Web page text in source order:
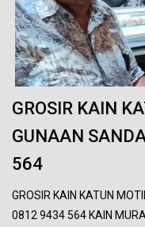
GROSIR KAIN
GUNAAN
564
GROSIR KAIN KATUN
0812 9434 564 KAIN